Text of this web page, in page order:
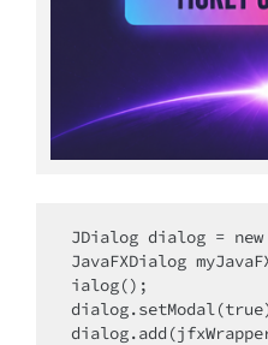
JDialog dialog = new
JavaFXDialog
ialog();
dialog.setModal(true